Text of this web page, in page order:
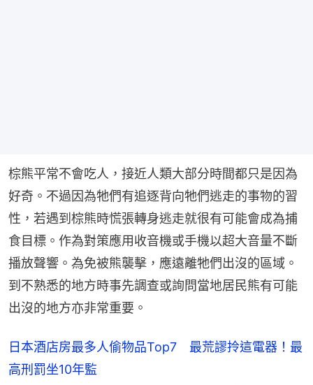
棕熊平常不會吃人，接近人類大部分時間都只是因為
好奇。不過因為牠們有追逐背向牠們逃走的事物的習
性，若遇到棕熊時慌張轉身逃走就很有可能會成為捕
食目標。作為對策應用收音機或手機以超大音量不斷
播放聲響。為免被熊襲擊，應遠離牠們出沒的區域。
到不熟悉的地方時事先調查或詢問當地居民熊有可能
出沒的地方亦非常重要。
日本酒店房最多人偷物品Top7 最荒謬拎這電器！最
高刑罰坐10年監